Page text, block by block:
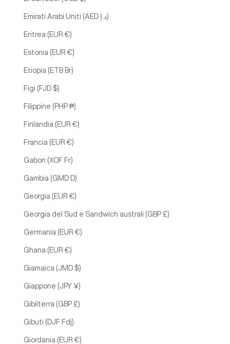
Emirati Arabi Uniti (AED د.إ)
Eritrea (EUR €)
Estonia (EUR €)
Etiopia (ETB Br)
Figi (FJD $)
Filippine (PHP ₱)
Finlandia (EUR €)
Francia (EUR €)
Gabon (XOF Fr)
Gambia (GMD D)
Georgia (EUR €)
Georgia del Sud e Sandwich australi (GBP £)
Germania (EUR €)
Ghana (EUR €)
Giamaica (JMD $)
Giappone (JPY ¥)
Gibilterra (GBP £)
Gibuti (DJF Fdj)
Giordania (EUR €)